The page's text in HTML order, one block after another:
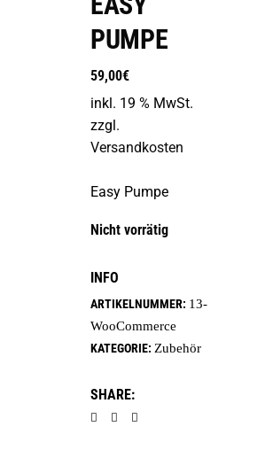
PUMPE
59,00€
inkl. 19 % MwSt.
zzgl.
Versandkosten
Easy Pumpe
Nicht vorrätig
INFO
ARTIKELNUMMER: 13-
WooCommerce
KATEGORIE: Zubehör
SHARE: